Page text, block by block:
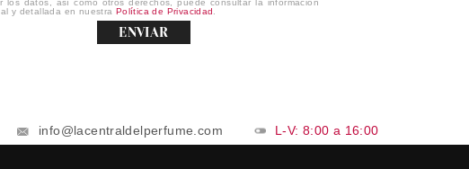
los datos, así como otros derechos, puede consultar la información
y detallada en nuestra Política de Privacidad
ENVIAR
info@lacentraldelperfume.com L-V: 8:00 a 16:00